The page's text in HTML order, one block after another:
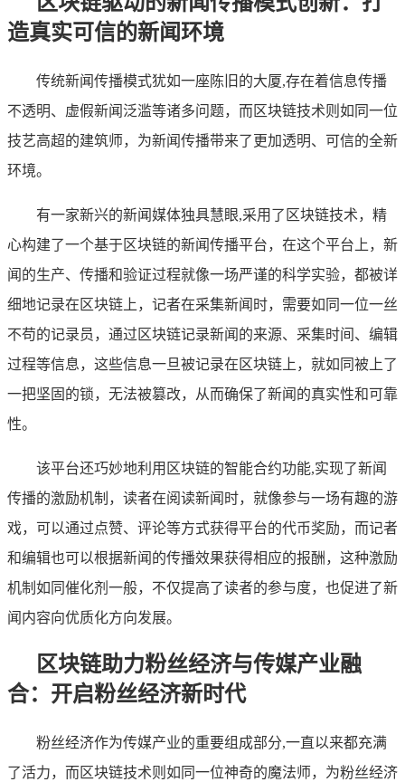
造真实可信的新闻环境
传统新闻传播模式犹如一座陈旧的大厦,存在着信息传播
不透明、虚假新闻泛滥等诸多问题，而区块链技术则如同一位
技艺高超的建筑师，为新闻传播带来了更加透明、可信的全新
环境。
有一家新兴的新闻媒体独具慧眼,采用了区块链技术，精
心构建了一个基于区块链的新闻传播平台，在这个平台上，新
闻的生产、传播和验证过程就像一场严谨的科学实验，都被详
细地记录在区块链上，记者在采集新闻时，需要如同一位一丝
不苟的记录员，通过区块链记录新闻的来源、采集时间、编辑
过程等信息，这些信息一旦被记录在区块链上，就如同被上了
一把坚固的锁，无法被篡改，从而确保了新闻的真实性和可靠
性。
该平台还巧妙地利用区块链的智能合约功能,实现了新闻
传播的激励机制，读者在阅读新闻时，就像参与一场有趣的游
戏，可以通过点赞、评论等方式获得平台的代币奖励，而记者
和编辑也可以根据新闻的传播效果获得相应的报酬，这种激励
机制如同催化剂一般，不仅提高了读者的参与度，也促进了新
闻内容向优质化方向发展。
区块链助力粉丝经济与传媒产业融
合：开启粉丝经济新时代
粉丝经济作为传媒产业的重要组成部分,一直以来都充满
了活力，而区块链技术则如同一位神奇的魔法师，为粉丝经济